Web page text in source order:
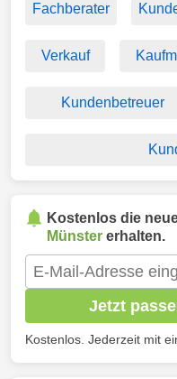
Fachberater
Verkauf
Kundenbetreuer
Kostenlos die
Münster erhalten.
Jetzt
Kostenlos. Jederzeit mit